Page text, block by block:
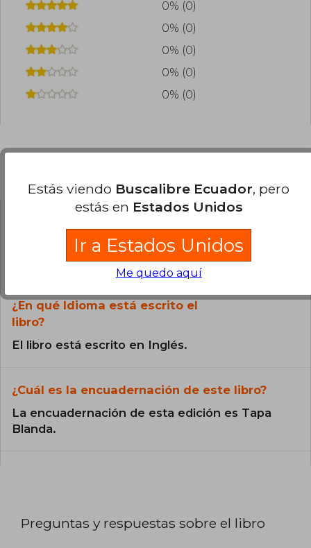
0% (0)
0% (0)
0% (0)
0% (0)
0% (0)
¿El libro es original?
Todos los libros de nuestro
catálogo son Originales.
¿En qué Idioma está escrito el
libro?
El libro está escrito en Inglés.
¿Cuál es la encuadernación de este libro?
La encuadernación de esta edición es Tapa
Blanda.
Preguntas y respuestas sobre el libro
Estás viendo Buscalibre Ecuador, pero
estás en Estados Unidos
Ir a Estados Unidos
Me quedo aquí